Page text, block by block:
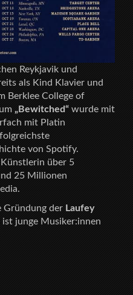
Reykjavik und
als Kind Klavier und
Berklee College of
„Bewitched“wurde mit
mit Platin
von Spotify.
über 5
25 Millionen
Gründung derLaufey
junge Musiker:innen